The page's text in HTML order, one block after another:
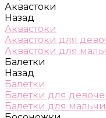
Аквастоки
Назад
Аквастоки
Аквастоки для
Аквастоки для
Балетки
Назад
Балетки
Балетки для
Балетки для